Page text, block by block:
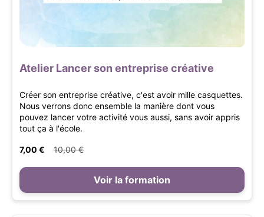
Atelier Lancer son entreprise créative
Créer son entreprise créative, c'est avoir mille casquettes.
Nous verrons donc ensemble la manière dont vous
pouvez lancer votre activité vous aussi, sans avoir appris
tout ça à l'école.
7,00 € 10,00 €
Voir la formation